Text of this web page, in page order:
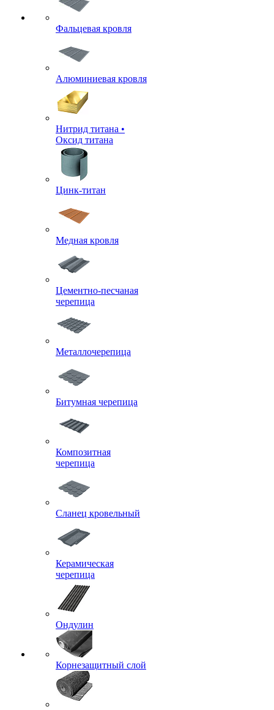
Фальцевая кровля
Алюминиевая кровля
Нитрид титана •
Оксид титана
Цинк-титан
Медная кровля
Цементно-песчаная
черепица
Металлочерепица
Битумная черепица
Композитная
черепица
Сланец кровельный
Керамическая
черепица
Ондулин
Корнезащитный слой